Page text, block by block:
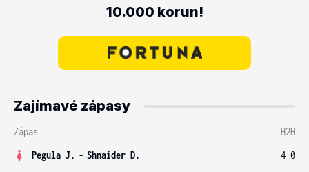
10.000 korun!
Zajímavé zápasy
Zápas
H2H
Pegula J. - Shnaider D.
4-0